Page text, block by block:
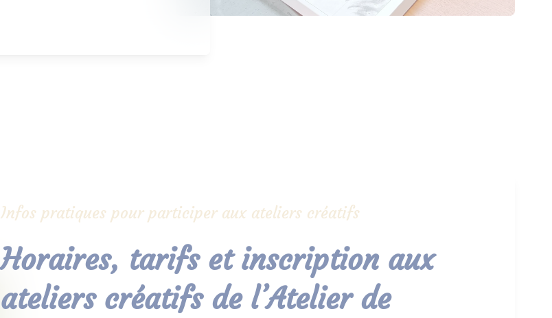
Infos pratiques pour participer aux ateliers créatifs
Horaires, tarifs et inscription aux
ateliers créatifs de l’Atelier de